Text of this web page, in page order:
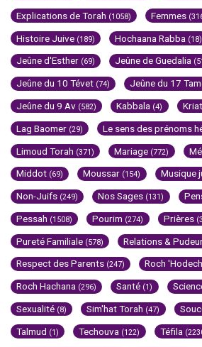
Explications de Torah (1058) Femmes
Histoire Juive (189) Hochaana Rabba (18)
Jeûne d'Esther (69) Jeûne de Guedalia
Jeûne du 10 Tévet (74) Jeûne du 17
Jeûne du 9 Av (582) Kabbala (4)
Lag Baomer (29) Le sens des prénoms
Limoud Torah (371) Mariage (772)
Middot (69) Moussar (154) Musique
Non-Juifs (249) Nos Sages (131)
Pessah (1508) Pourim (274) Prières
Pureté Familiale (578) Relations &
Respect des Parents (247) Roch 'Hodech
Roch Hachana (296) Santé (1)
Sexualité (8) Sim'hat Torah (47)
Talmud (1) Techouva (122) Téfila